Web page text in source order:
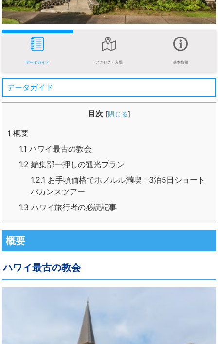
データガイド アクセス・入場 基本情報
データガイド
目次 [閉じる]
1 概要
1.1 ハワイ最古の教会
1.2 編集部一押しの観光プラン
1.2.1 お手頃価格でホノルル満喫！3泊5日ショート
バカンスツアー
1.3 ハワイ旅行者の必読記事
概要
ハワイ最古の教会